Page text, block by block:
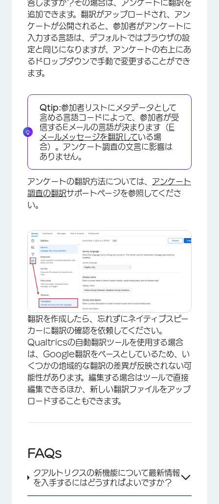
×
答しますか？その場合は、アンケートに翻訳を
追加できます。翻訳がアップロードされ、アン
ケートが公開されると、参加者がアンケートに
入力する言語は、デフォルトではブラウザの設
定と同じになりますが、アンケートの右上にあ
るドロップダウンで手動で変更することができ
ます。
Qtip:参加者リストにメタデータとして
含める言語コードによって、参加者が受
信するEメールの言語が決まります（E
メールメッセージを翻訳している場
合）。アンケート調査の文言に影響は
ありません。
アンケートの翻訳方法については、 アンケート
調査の翻訳サポートページを参照してくださ
い。
翻訳を作成したら、忘れずにネイティブスピー
カーに翻訳の確認を依頼してください。
Qualtricsの自動翻訳ツールを使用する場合
は、Google翻訳をベースとしているため、い
くつかの地域的な翻訳の差異が反映されない可
能性があります。編集する場合はツールで直接
編集できるほか、新しい翻訳ファイルをアップ
ロードすることもできます。
FAQs
クアルトリクスの新機能について最新情報
を入手するにはどうすればよいですか？